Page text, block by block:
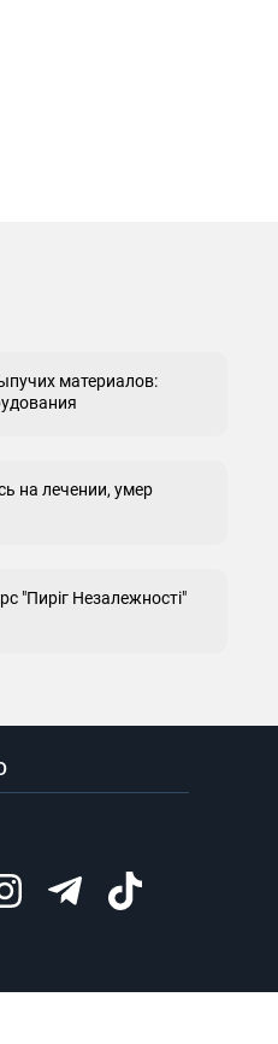
материалов:
на лечении, умер
"Пиріг Незалежності"